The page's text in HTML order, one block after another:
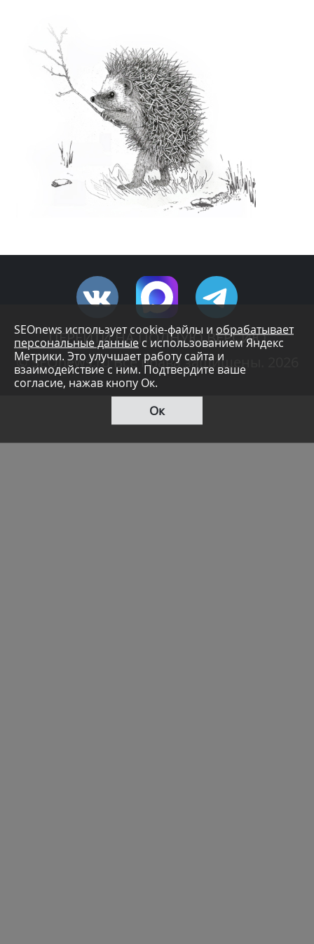
SEOnews использует cookie-файлы и обрабатывает
персональные данные с использованием Яндекс
Метрики. Это улучшает работу сайта и
взаимодействие с ним. Подтвердите ваше
согласие, нажав кнопу Ок.
Ок
ПЕРЕЙТИ НА ПОЛНУЮ ВЕРСИЮ
© SEOnews.ru Все права защищены. 2026